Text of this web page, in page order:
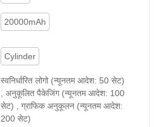
20000mAh
Cylinder
स्वनिर्धारित लोगो (न्यूनतम आदेश: 50 सेट)
, अनुकूलित पैकेजिंग (न्यूनतम आदेश: 100
सेट) , ग्राफिक अनुकूलन (न्यूनतम आदेश:
200 सेट)